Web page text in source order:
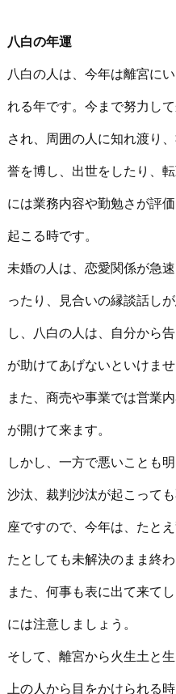
八白の年運
八白の人は、今年は離宮に
れる年です。今まで努力し
され、周囲の人に知れ渡り
誉を博し、出世をしたり、
には業務内容や勤勉さが評
起こる時です。
未婚の人は、恋愛関係が急
ったり、見合いの縁談話し
し、八白の人は、自分から
が助けてあげないといけませ
また、商売や事業では営業
が開けて来ます。
しかし、一方で悪いことも
沙汰、裁判沙汰が起こって
座ですので、今年は、たと
たとしても未解決のまま終わ
また、何事も表に出て来て
には注意しましょう。
そして、離宮から火生土と
上の人から目をかけられる